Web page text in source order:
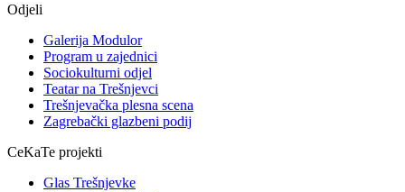
Odjeli
Galerija Modulor
Program u zajednici
Sociokulturni odjel
Teatar na Trešnjevci
Trešnjevačka plesna scena
Zagrebački glazbeni podij
CeKaTe projekti
Glas Trešnjevke